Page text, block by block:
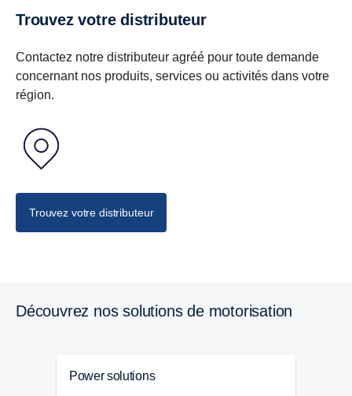
Trouvez votre distributeur
Contactez notre distributeur agréé pour toute demande
concernant nos produits, services ou activités dans votre
région.
Trouvez votre distributeur
Découvrez nos solutions de motorisation
Power solutions